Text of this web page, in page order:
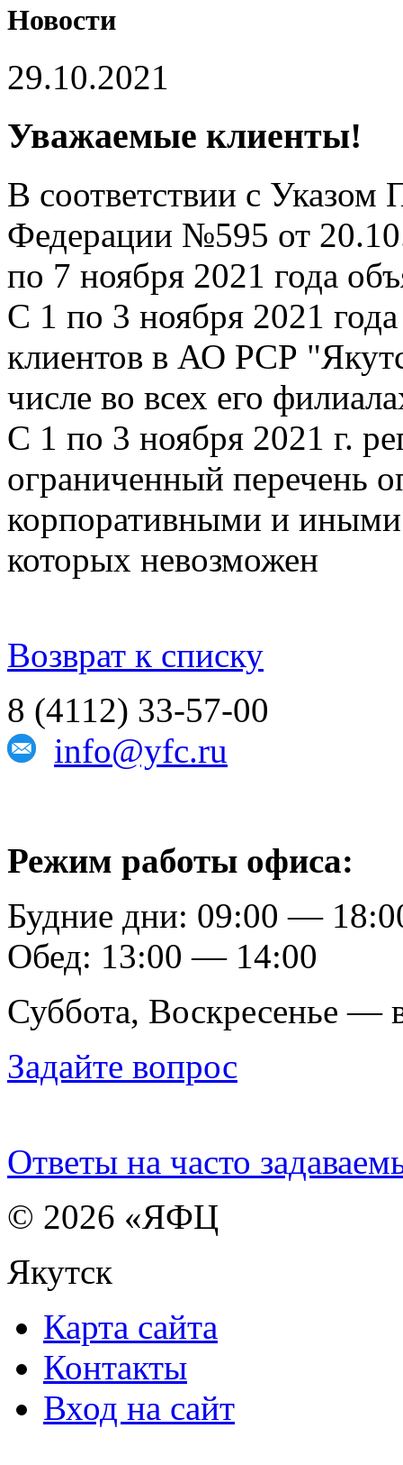
Новости
29.10.2021
Уважаемые клиенты!
В соответствии с Указом
Федерации №595 от
по 7 ноября 2021 года
С 1 по 3 ноября 2021
клиентов в АО РСР
числе во всех его
С 1 по 3 ноября 2021 г.
ограниченный перечень
корпоративными и иными
которых невозможен
Возврат к списку
8 (4112) 33-57-00
info@yfc.ru
Режим работы офиса:
Будние дни: 09:00 —
Обед: 13:00 — 14:00
Суббота, Воскресенье —
Задайте вопрос
Ответы на часто
© 2026 «ЯФЦ
Якутск
Карта сайта
Контакты
Вход на сайт